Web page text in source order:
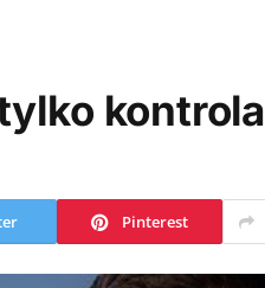
kontrola
Pinterest